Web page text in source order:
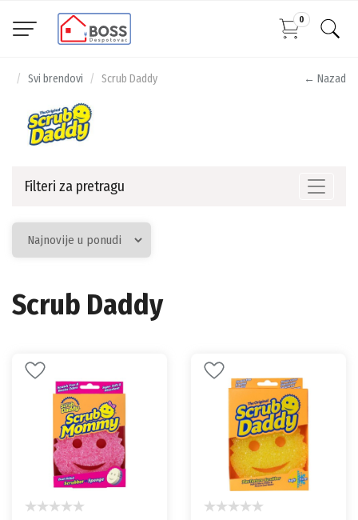
0
Svi brendovi Scrub Daddy ← Nazad
Toggle
Filteri za pretragu
Scrub Daddy